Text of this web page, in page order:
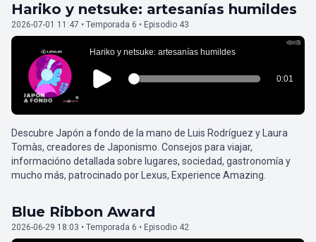
Hariko y netsuke: artesanías humildes
2026-07-01 11:47 • Temporada 6 • Episodio 43
Descubre Japón a fondo de la mano de Luis Rodríguez y Laura
Tomàs, creadores de Japonismo. Consejos para viajar,
informacióno detallada sobre lugares, sociedad, gastronomía y
mucho más, patrocinado por Lexus, Experience Amazing.
Blue Ribbon Award
2026-06-29 18:03 • Temporada 6 • Episodio 42